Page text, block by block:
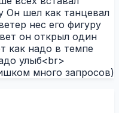
Он шел как танцевал
нес его фигуру
он открыл один
как надо в темпе
улыб<br>
много запросов)